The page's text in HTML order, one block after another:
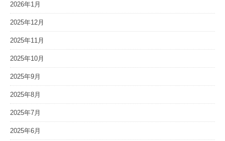
2026年1月
2025年12月
2025年11月
2025年10月
2025年9月
2025年8月
2025年7月
2025年6月